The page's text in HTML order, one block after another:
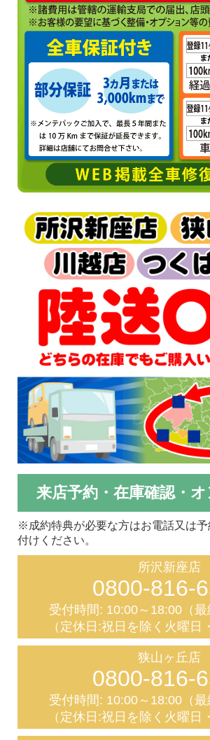
来店予約・在庫確認・
※成約特典が必要な方はお電話又は
付けください。
所沢新座店
0800-816-
受付時間: 10:00～18:00（最
（定休日:祝日を除く火曜日
狭山ヶ丘店
0800-816-
受付時間: 10:00～18:00（最
（定休日:祝日を除く火曜日